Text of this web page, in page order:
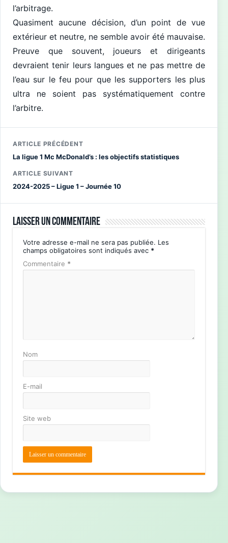
l’arbitrage.
Quasiment aucune décision, d’un point de vue
extérieur et neutre, ne semble avoir été mauvaise.
Preuve que souvent, joueurs et dirigeants
devraient tenir leurs langues et ne pas mettre de
l’eau sur le feu pour que les supporters les plus
ultra ne soient pas systématiquement contre
l’arbitre.
ARTICLE PRÉCÉDENT
La ligue 1 Mc McDonald’s : les objectifs statistiques
ARTICLE SUIVANT
2024-2025 – Ligue 1 – Journée 10
Laisser un commentaire
Votre adresse e-mail ne sera pas publiée. Les
champs obligatoires sont indiqués avec *
Commentaire *
Nom
E-mail
Site web